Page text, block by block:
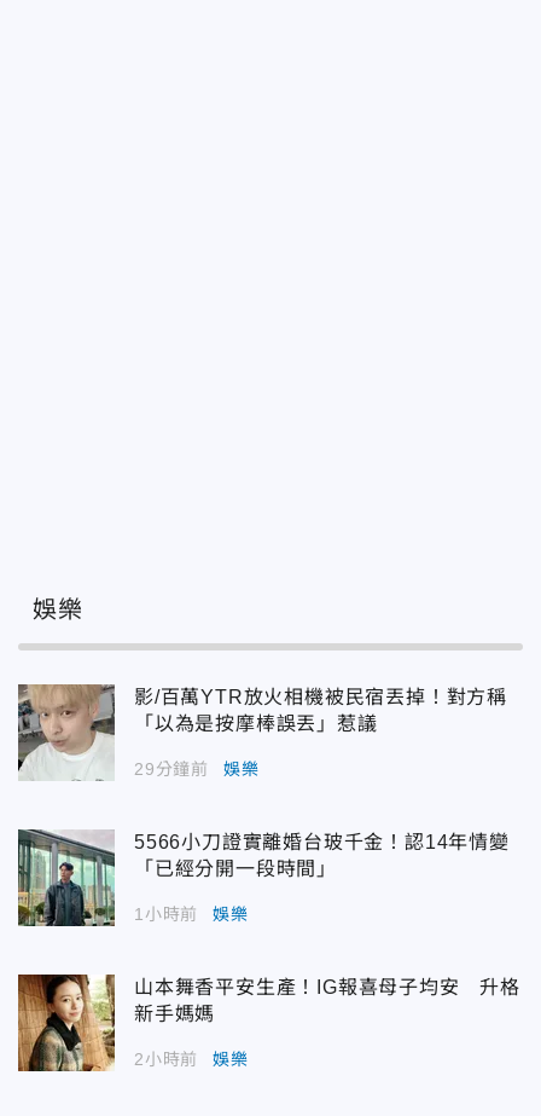
娛樂
影/百萬YTR放火相機被民宿丟掉！對方稱
「以為是按摩棒誤丟」惹議
29分鐘前 娛樂
5566小刀證實離婚台玻千金！認14年情變
「已經分開一段時間」
1小時前 娛樂
山本舞香平安生產！IG報喜母子均安 升格
新手媽媽
2小時前 娛樂